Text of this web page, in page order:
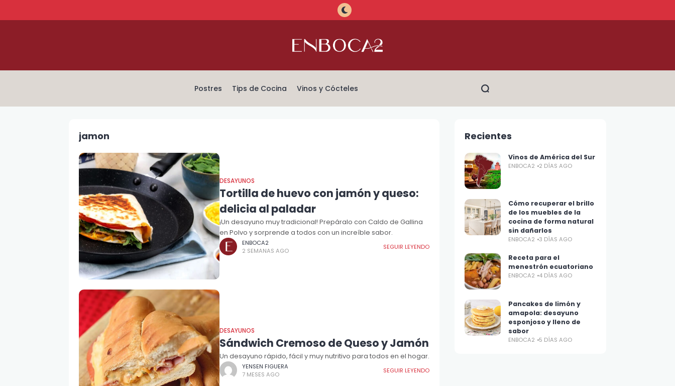
Postres Tips de Cocina Vinos y Cócteles
jamon
DESAYUNOS
Tortilla de huevo con jamón y queso:
delicia al paladar
¡Un desayuno muy tradicional! Prepáralo con Caldo de Gallina
en Polvo y sorprende a todos con un increíble sabor.
ENBOCA2
2 SEMANAS AGO
SEGUIR LEYENDO
DESAYUNOS
Sándwich Cremoso de Queso y Jamón
Un desayuno rápido, fácil y muy nutritivo para todos en el hogar.
YENSEN FIGUERA
7 MESES AGO
SEGUIR LEYENDO
Recientes
Vinos de América del Sur
ENBOCA2 2 DÍAS AGO
Cómo recuperar el brillo
de los muebles de la
cocina de forma natural
sin dañarlos
ENBOCA2 3 DÍAS AGO
Receta para el
menestrón ecuatoriano
ENBOCA2 4 DÍAS AGO
Pancakes de limón y
amapola: desayuno
esponjoso y lleno de
sabor
ENBOCA2 5 DÍAS AGO